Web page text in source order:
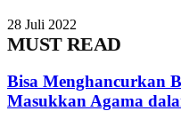
28 Juli 2022
MUST READ
Bisa Menghancurkan
Masukkan Agama